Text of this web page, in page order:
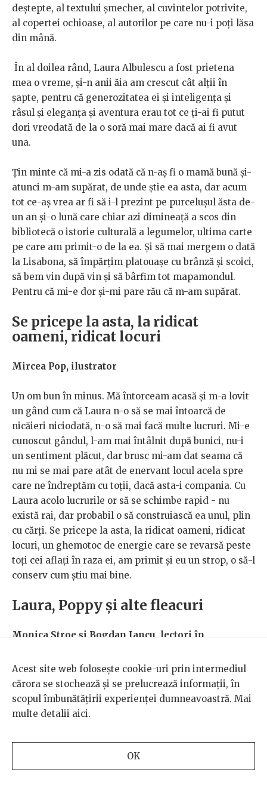
deștepte, al textului șmecher, al cuvintelor potrivite,
al copertei ochioase, al autorilor pe care nu-i poți lăsa
din mână.
În al doilea rând, Laura Albulescu a fost prietena
mea o vreme, și-n anii ăia am crescut cât alții în
șapte, pentru că generozitatea ei și inteligența și
râsul și eleganța și aventura erau tot ce ți-ai fi putut
dori vreodată de la o soră mai mare dacă ai fi avut
una.
Țin minte că mi-a zis odată că n-aș fi o mamă bună și-
atunci m-am supărat, de unde știe ea asta, dar acum
tot ce-aș vrea ar fi să i-l prezint pe purcelușul ăsta de-
un an și-o lună care chiar azi dimineață a scos din
bibliotecă o istorie culturală a legumelor, ultima carte
pe care am primit-o de la ea. Și să mai mergem o dată
la Lisabona, să împărțim platouașe cu brânză și scoici,
să bem vin după vin și să bârfim tot mapamondul.
Pentru că mi-e dor și-mi pare rău că m-am supărat.
Se pricepe la asta, la ridicat
oameni, ridicat locuri
Mircea Pop, ilustrator
Un om bun în minus. Mă întorceam acasă și m-a lovit
un gând cum că Laura n-o să se mai întoarcă de
nicăieri niciodată, n-o să mai facă multe lucruri. Mi-e
cunoscut gândul, l-am mai întâlnit după bunici, nu-i
un sentiment plăcut, dar brusc mi-am dat seama că
nu mi se mai pare atât de enervant locul acela spre
care ne îndreptăm cu toții, dacă asta-i compania. Cu
Laura acolo lucrurile or să se schimbe rapid - nu
există rai, dar probabil o să construiască ea unul, plin
cu cărți. Se pricepe la asta, la ridicat oameni, ridicat
locuri, un ghemotoc de energie care se revarsă peste
toți cei aflați în raza ei, am primit și eu un strop, o să-l
conserv cum știu mai bine.
Laura, Poppy și alte fleacuri
Monica Stroe și Bogdan Iancu, lectori în
Sociologie al SNSPA
Pe Laura o cunoșteam de puțin timp acum 6-7 ani,
atunci când am fost martorii unui desant de căutare
din vecinătate și dusă de hingheri departe de puii ei,
la unul din adăposturile sinistre ale Bucureștiului.
Acest site web folosește cookie-uri prin intermediul
cărora se stochează și se prelucrează informații, în
scopul îmbunătățirii experienței dumneavoastră. Mai
multe detalii aici.
OK